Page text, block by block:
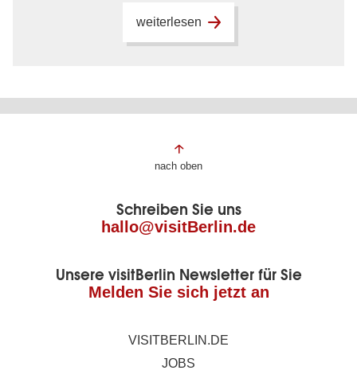
weiterlesen
Fußbereich
Seite
nach oben
Schreiben Sie uns
hallo@visitBerlin.de
Unsere visitBerlin Newsletter für Sie
Melden Sie sich jetzt an
VISITBERLIN.DE
JOBS